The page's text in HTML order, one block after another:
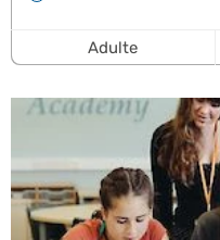
Adulte